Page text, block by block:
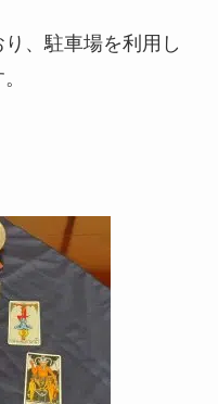
、駐車場を利用し